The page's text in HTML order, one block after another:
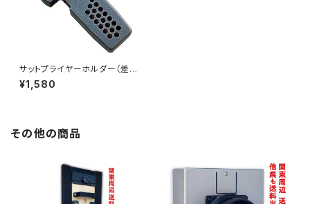
サットプライヤーホルダー（差し
込みタイプ）
¥1,580
その他の商品